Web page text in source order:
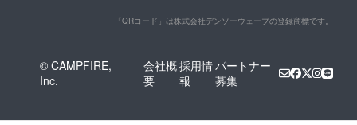
「QRコード」は株式会社デンソーウェーブの登録商標です。
© CAMPFIRE,
Inc.
会社概
要
採用情
報
パートナー
募集